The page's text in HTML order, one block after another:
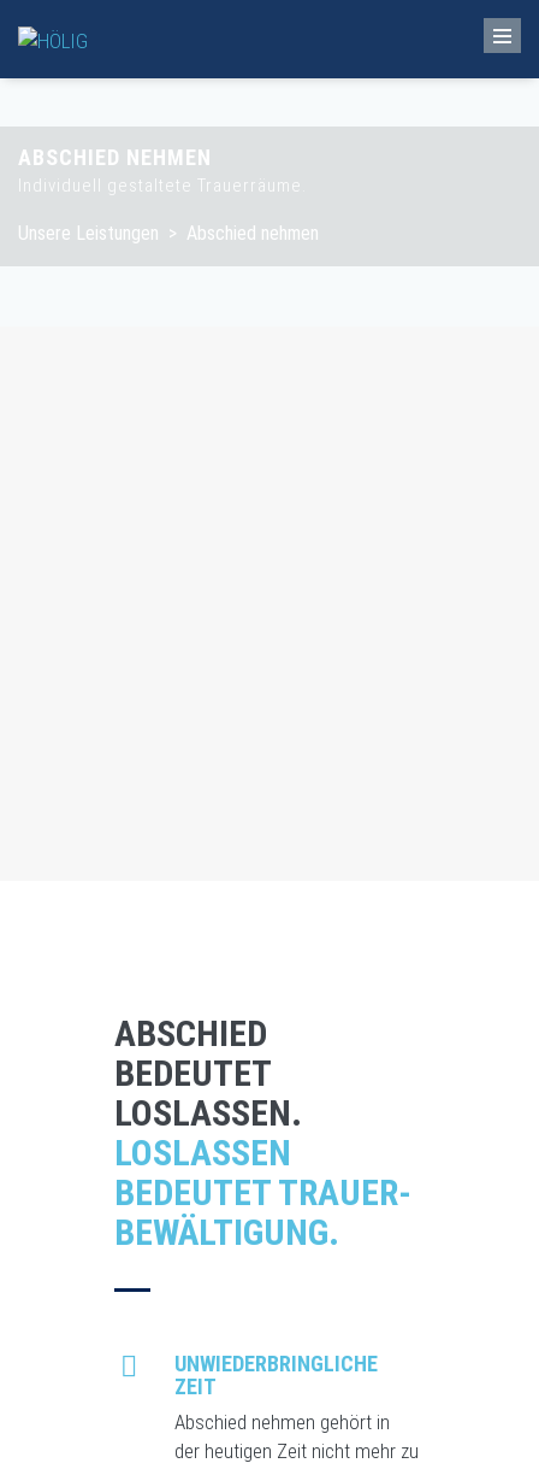
ABSCHIED NEHMEN
Individuell gestaltete Trauerräume.
Unsere Leistungen > Abschied nehmen
ABSCHIED
BEDEUTET
LOSLASSEN.
LOSLASSEN
BEDEUTET TRAUER­
BEWÄLTIGUNG.
UNWIEDERBRING­LICHE
ZEIT
Abschied nehmen gehört in
der heutigen Zeit nicht mehr zu